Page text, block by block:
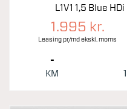
L1V1 1,5 Blue
1.995 kr.
Leasing pr/md ekskl. moms
-
KM